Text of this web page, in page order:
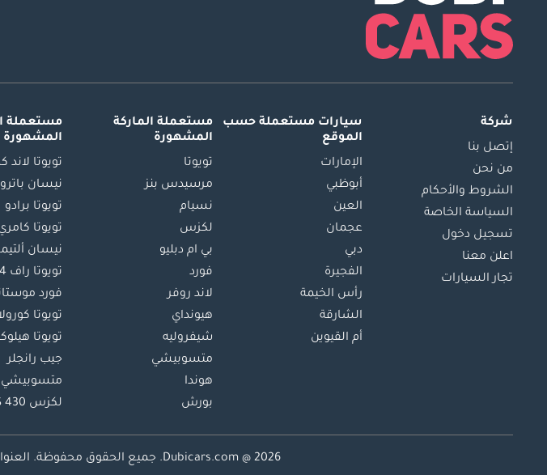
شركة
إتصل بنا
من نحن
الشروط والأحكام
السياسة الخاصة
تسجيل دخول
اعلن معنا
تجار السيارات
سيارات مستعملة حسب
الموقع
الإمارات
أبوظبي
العين
عجمان
دبي
الفجيرة
رأس الخيمة
الشارقة
أم القيوين
مستعملة الماركة
المشهورة
تويوتا
مرسيدس بنز
نسيام
لكزس
بي ام دبليو
فورد
لاند روفر
هيونداي
شيفروليه
متسوبيشي
هوندا
بورش
مستعملة
المشهورة
تويوتا لاند
نيسان
تويوتا برادو
تويوتا
نيسان
تويوتا راف 4
فورد
تويوتا
تويوتا
جيب رانجلر
متسوبيشي
لكزس LS 430
Dubicars.com @ 2026. جميع الحقوق محفوظة. العنوان: 2114 ، برج شذى ، المدينة